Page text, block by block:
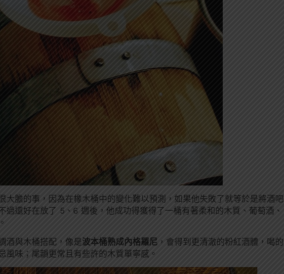
大膽的事，因為在橡木桶中的變化難以預測，如果他失敗了就等於是將酒吧
過還好在放了 5、6 週後，他成功得獲得了一桶有著柔和的木質、葡萄酒、
酒與木桶搭配，像是波本桶熟成內格羅尼 ，會得到更清澈的粉紅酒體，喝的
風味；尾韻更常且有些許的木質單寧感。